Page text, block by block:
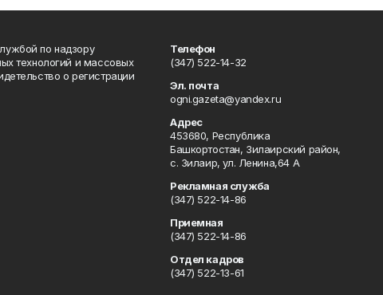
по надзору
технологий и массовых
о регистрации
Телефон
(347) 522-14-32
Эл. почта
ogni.gazeta@yandex.ru
Адрес
453680, Республика
Башкортостан, Зилаирский район,
с. Зилаир, ул. Ленина,64 А
Рекламная служба
(347) 522-14-86
Приемная
(347) 522-14-86
Отдел кадров
(347) 522-13-61